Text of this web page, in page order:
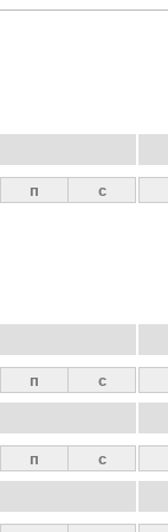
п с
п с
п с